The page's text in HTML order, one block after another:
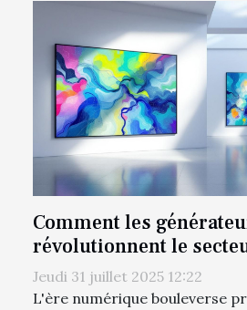
Comment les
révolutionnent le
Jeudi 31 juillet 2025 12:22
L'ère numérique bouleverse